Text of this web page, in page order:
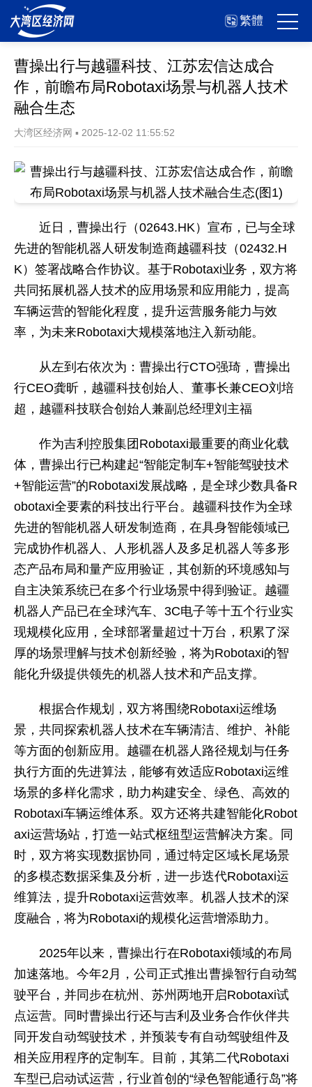
繁體
曹操出行与越疆科技、江苏宏信达成合
作，前瞻布局Robotaxi场景与机器人技术
融合生态
大湾区经济网 ▪ 2025-12-02 11:55:52
近日，曹操出行（02643.HK）宣布，已与全球
先进的智能机器人研发制造商越疆科技（02432.H
K）签署战略合作协议。基于Robotaxi业务，双方将
共同拓展机器人技术的应用场景和应用能力，提高
车辆运营的智能化程度，提升运营服务能力与效
率，为未来Robotaxi大规模落地注入新动能。
从左到右依次为：曹操出行CTO强琦，曹操出
行CEO龚昕，越疆科技创始人、董事长兼CEO刘培
超，越疆科技联合创始人兼副总经理刘主福
作为吉利控股集团Robotaxi最重要的商业化载
体，曹操出行已构建起“智能定制车+智能驾驶技术
+智能运营”的Robotaxi发展战略，是全球少数具备R
obotaxi全要素的科技出行平台。越疆科技作为全球
先进的智能机器人研发制造商，在具身智能领域已
完成协作机器人、人形机器人及多足机器人等多形
态产品布局和量产应用验证，其创新的环境感知与
自主决策系统已在多个行业场景中得到验证。越疆
机器人产品已在全球汽车、3C电子等十五个行业实
现规模化应用，全球部署量超过十万台，积累了深
厚的场景理解与技术创新经验，将为Robotaxi的智
能化升级提供领先的机器人技术和产品支撑。
根据合作规划，双方将围绕Robotaxi运维场
景，共同探索机器人技术在车辆清洁、维护、补能
等方面的创新应用。越疆在机器人路径规划与任务
执行方面的先进算法，能够有效适应Robotaxi运维
场景的多样化需求，助力构建安全、绿色、高效的
Robotaxi车辆运维体系。双方还将共建智能化Robot
axi运营场站，打造一站式枢纽型运营解决方案。同
时，双方将实现数据协同，通过特定区域长尾场景
的多模态数据采集及分析，进一步迭代Robotaxi运
维算法，提升Robotaxi运营效率。机器人技术的深
度融合，将为Robotaxi的规模化运营增添助力。
2025年以来，曹操出行在Robotaxi领域的布局
加速落地。今年2月，公司正式推出曹操智行自动驾
驶平台，并同步在杭州、苏州两地开启Robotaxi试
点运营。同时曹操出行还与吉利及业务合作伙伴共
同开发自动驾驶技术，并预装专有自动驾驶组件及
相关应用程序的定制车。目前，其第二代Robotaxi
车型已启动试运营，行业首创的“绿色智能通行岛”将